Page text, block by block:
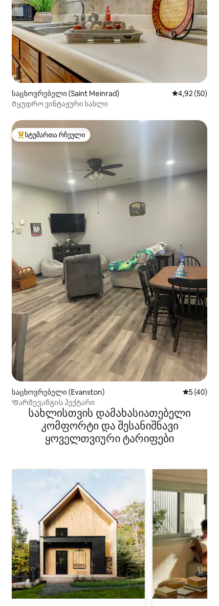
საცხოვრებელი (Saint Meinrad) საშუალო
4,92 (50)
Მყუდრო ვინტაჟური სახლი
სტუმართა რჩეული მოწინავე ვარიანტი
სტუმართა რჩეული
საცხოვრებელი (Evanston) საშუალო
5 (40)
Ფარშევანგის ჰექტარი
სახლისთვის დამახასიათებელი
კომფორტი და შესანიშნავი
ყოველთვიური ტარიფები